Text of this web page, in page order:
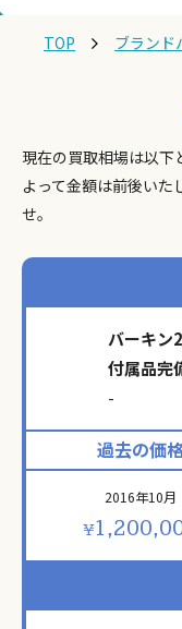
TOP ブランド
現在の買取相場は以下
よって金額は前後いた
せ。
バーキン
付属品完
-
過去の価
2016年10月
¥